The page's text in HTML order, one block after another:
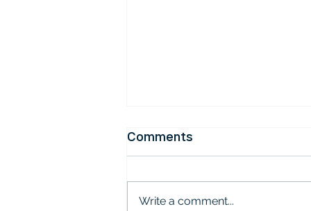
로마서를 매일 읽으면 좋은 이유
요즘 저는 매일 로마서를 하루에 2
이유 몇 가지를 나누도록 하겠습니
Comments
Write a comment...